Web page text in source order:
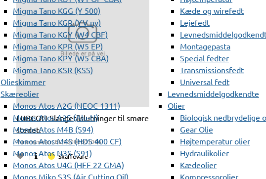
Migma Tano KGG (Y 500)
Migma Tano KGR (YV ny)
Migma Tano KGY (W4 CBF)
Migma Tano KPR (W5 EP)
Migma Tano KPY (W5 CBA)
Migma Tano KSR (KSS)
Olieskimmer
Skæreolier
Monos Atos A2G (NEOC 1311)
Monos Atos A2S (Alu-N)
Monos Atos M4B (S94)
Monos Atos M4S (HDS 400 CF)
Monos Atos N3S (S91)
Monos Atos U4G (HFF 22 GMA)
Monos Miko S3S (Air Cutting Oil)
Kæde og wirefedt
Lejefedt
Montagepasta
Special fedter
Transmissionsfedt
Universal fedt
Levnedsmiddelgodkendte
Olier
Biologisk nedbrydelige
Gear Olie
Højtemperatur olier
Hydraulikolier
Kædeolier
Kompressorolier
LUBCON Slangetilslutninger til smøre
stedet.
Varenummer:BL 93000601006
Skaffevare